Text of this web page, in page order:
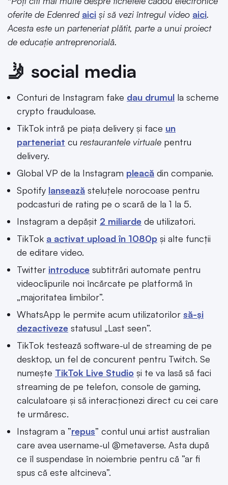
oferite de Edenred aici și să vezi întregul video aici.
Acesta este un parteneriat plătit, parte a unui proiect
de educație antreprenorială.
🤳 social media
Conturi de Instagram fake dau drumul la scheme
crypto frauduloase.
TikTok intră pe piața delivery și face un
parteneriat cu restaurantele virtuale pentru
delivery.
Global VP de la Instagram pleacă din companie.
Spotify lansează steluțele norocoase pentru
podcasturi de rating pe o scară de la 1 la 5.
Instagram a depășit 2 miliarde de utilizatori.
TikTok a activat upload în 1080p și alte funcții
de editare video.
Twitter introduce subtitrări automate pentru
videoclipurile noi încărcate pe platformă în
„majoritatea limbilor”.
WhatsApp le permite acum utilizatorilor să-și
dezactiveze statusul „Last seen”.
TikTok testează software-ul de streaming de pe
desktop, un fel de concurent pentru Twitch. Se
numește TikTok Live Studio și te va lasă să faci
streaming de pe telefon, console de gaming,
calculatoare și să interacționezi direct cu cei care
te urmăresc.
Instagram a ”repus” contul unui artist australian
care avea username-ul @metaverse. Asta după
ce îl suspendase în noiembrie pentru că ”ar fi
spus că este altcineva”.